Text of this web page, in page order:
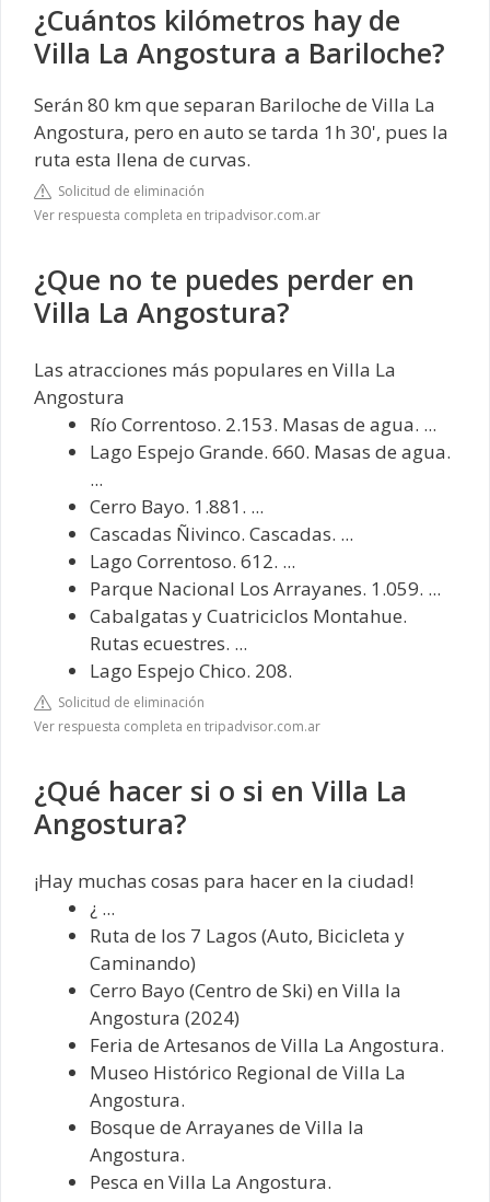
¿Cuántos kilómetros hay de
Villa La Angostura a Bariloche?
Serán 80 km que separan Bariloche de Villa La
Angostura, pero en auto se tarda 1h 30', pues la
ruta esta llena de curvas.
Solicitud de eliminación
Ver respuesta completa en tripadvisor.com.ar
¿Que no te puedes perder en
Villa La Angostura?
Las atracciones más populares en Villa La
Angostura
Río Correntoso. 2.153. Masas de agua. ...
Lago Espejo Grande. 660. Masas de agua.
...
Cerro Bayo. 1.881. ...
Cascadas Ñivinco. Cascadas. ...
Lago Correntoso. 612. ...
Parque Nacional Los Arrayanes. 1.059. ...
Cabalgatas y Cuatriciclos Montahue.
Rutas ecuestres. ...
Lago Espejo Chico. 208.
Solicitud de eliminación
Ver respuesta completa en tripadvisor.com.ar
¿Qué hacer si o si en Villa La
Angostura?
¡Hay muchas cosas para hacer en la ciudad!
¿ ...
Ruta de los 7 Lagos (Auto, Bicicleta y
Caminando)
Cerro Bayo (Centro de Ski) en Villa la
Angostura (2024)
Feria de Artesanos de Villa La Angostura.
Museo Histórico Regional de Villa La
Angostura.
Bosque de Arrayanes de Villa la
Angostura.
Pesca en Villa La Angostura.